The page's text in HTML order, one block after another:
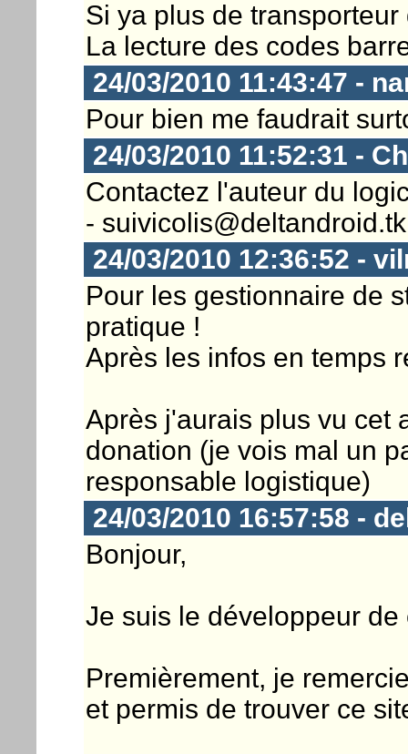
Si ya plus de
La lecture des codes
24/03/2010 11:43:47 -
Pour bien me faudrait
24/03/2010 11:52:31 -
Contactez l'auteur du
-
24/03/2010 12:36:52 -
Pour les gestionnaire de
pratique !
Après les infos en temps
Après j'aurais plus vu cet
donation (je vois mal un
responsable logistique)
24/03/2010 16:57:58 -
Bonjour,
Je suis le développeur de
Premièrement, je
et permis de trouver ce